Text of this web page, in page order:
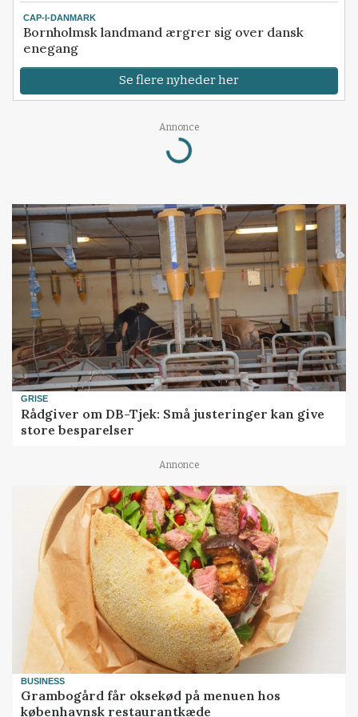
CAP-I-DANMARK
Bornholmsk landmand ærgrer sig over dansk
enegang
Se flere nyheder her
Annonce
Loading...
GRISE
Rådgiver om DB-Tjek: Små justeringer kan give
store besparelser
Annonce
BUSINESS
Grambogård får oksekød på menuen hos
københavnsk restaurantkæde